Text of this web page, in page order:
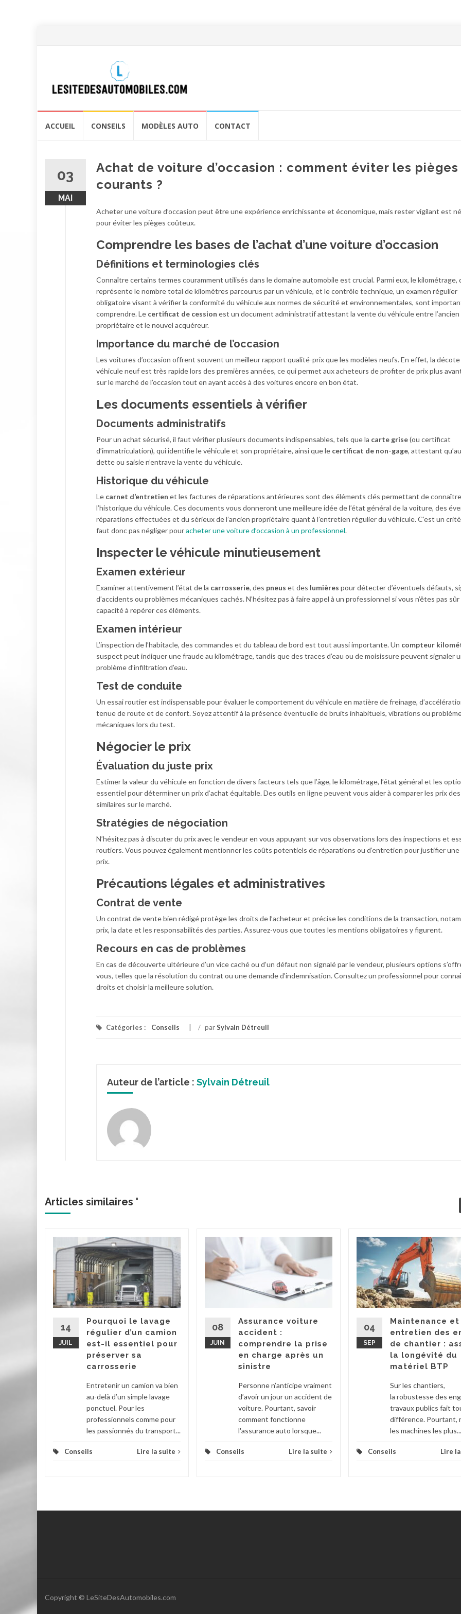
ACCUEIL CONSEILS MODÈLES AUTO CONTACT
03
MAI
Achat de voiture d’occasion : comment éviter les pièges
courants ?
Acheter une voiture d’occasion peut être une expérience enrichissante et économique, mais rester vigilant est
pour éviter les pièges coûteux.
Comprendre les bases de l’achat d’une voiture d’occasion
Définitions et terminologies clés
Connaître certains termes couramment utilisés dans le domaine automobile est crucial. Parmi eux, le kilométrage,
représente le nombre total de kilomètres parcourus par un véhicule, et le contrôle technique, un examen régulier
obligatoire visant à vérifier la conformité du véhicule aux normes de sécurité et environnementales, sont
comprendre. Le certificat de cession est un document administratif attestant la vente du véhicule entre l’ancien
propriétaire et le nouvel acquéreur.
Importance du marché de l’occasion
Les voitures d’occasion offrent souvent un meilleur rapport qualité-prix que les modèles neufs. En effet, la décote
véhicule neuf est très rapide lors des premières années, ce qui permet aux acheteurs de profiter de prix plus
sur le marché de l’occasion tout en ayant accès à des voitures encore en bon état.
Les documents essentiels à vérifier
Documents administratifs
Pour un achat sécurisé, il faut vérifier plusieurs documents indispensables, tels que la carte grise(ou certificat
d’immatriculation), qui identifie le véhicule et son propriétaire, ainsi que le certificat de non-gage, attestant
dette ou saisie n’entrave la vente du véhicule.
Historique du véhicule
Le carnet d’entretien et les factures de réparations antérieures sont des éléments clés permettant de connaître
l’historique du véhicule. Ces documents vous donneront une meilleure idée de l’état général de la voiture, des
réparations effectuées et du sérieux de l’ancien propriétaire quant à l’entretien régulier du véhicule. C’est un
faut donc pas négliger pouracheter une voiture d’occasion à un professionnel.
Inspecter le véhicule minutieusement
Examen extérieur
Examiner attentivement l’état de la carrosserie, des pneus et des lumières pour détecter d’éventuels défauts,
d’accidents ou problèmes mécaniques cachés. N’hésitez pas à faire appel à un professionnel si vous n’êtes pas
capacité à repérer ces éléments.
Examen intérieur
L’inspection de l’habitacle, des commandes et du tableau de bord est tout aussi importante. Un compteur
suspect peut indiquer une fraude au kilométrage, tandis que des traces d’eau ou de moisissure peuvent signaler
problème d’infiltration d’eau.
Test de conduite
Un essai routier est indispensable pour évaluer le comportement du véhicule en matière de freinage,
tenue de route et de confort. Soyez attentif à la présence éventuelle de bruits inhabituels, vibrations ou
mécaniques lors du test.
Négocier le prix
Évaluation du juste prix
Estimer la valeur du véhicule en fonction de divers facteurs tels que l’âge, le kilométrage, l’état général et les
essentiel pour déterminer un prix d’achat équitable. Des outils en ligne peuvent vous aider à comparer les prix
similaires sur le marché.
Stratégies de négociation
N’hésitez pas à discuter du prix avec le vendeur en vous appuyant sur vos observations lors des inspections et
routiers. Vous pouvez également mentionner les coûts potentiels de réparations ou d’entretien pour justifier une
prix.
Précautions légales et administratives
Contrat de vente
Un contrat de vente bien rédigé protège les droits de l’acheteur et précise les conditions de la transaction,
prix, la date et les responsabilités des parties. Assurez-vous que toutes les mentions obligatoires y figurent.
Recours en cas de problèmes
En cas de découverte ultérieure d’un vice caché ou d’un défaut non signalé par le vendeur, plusieurs options
vous, telles que la résolution du contrat ou une demande d’indemnisation. Consultez un professionnel pour
droits et choisir la meilleure solution.
Catégories : Conseils / parSylvain Détreuil
Auteur de l’article : Sylvain Détreuil
Articles similaires '
14
JUIL
Pourquoi le lavage
régulier d’un camion
est-il essentiel pour
préserver sa
carrosserie
Entretenir un camion va bien
au-delà d’un simple lavage
ponctuel. Pour les
professionnels comme pour
les passionnés du transport...
Conseils Lire la suite
08
JUIN
Assurance voiture
accident :
comprendre la prise
en charge après un
sinistre
Personne n’anticipe vraiment
d’avoir un jour un accident de
voiture. Pourtant, savoir
comment fonctionne
l'assurance auto lorsque...
Conseils Lire la suite
04
SEP
Maintenance et
entretien des
de chantier :
la longévité du
matériel BTP
Sur les chantiers,
la robustesse des
travaux publics fait
différence. Pourtant,
les machines les plus...
Conseils Lire
Copyright © LeSiteDesAutomobiles.com